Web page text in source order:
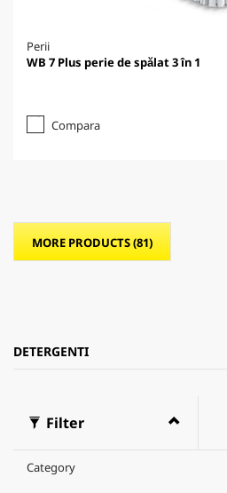
Perii
WB 7 Plus perie de spălat 3 în 1
Compara
MORE PRODUCTS (81)
DETERGENTI
Filter
Category